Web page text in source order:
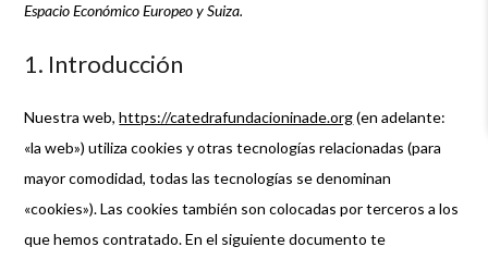
Espacio Económico Europeo y Suiza.
1. Introducción
Nuestra web,https://catedrafundacioninade.org(en adelante:
«la web») utiliza cookies y otras tecnologías relacionadas (para
mayor comodidad, todas las tecnologías se denominan
«cookies»). Las cookies también son colocadas por terceros a los
que hemos contratado. En el siguiente documento te